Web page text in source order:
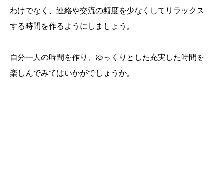
わけでなく、連絡や交流の頻度を少なくしてリラックス
する時間を作るようにしましょう。
自分一人の時間を作り、ゆっくりとした充実した時間を
楽しんでみてはいかがでしょうか。